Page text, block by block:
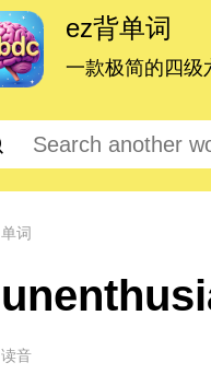
ez背单词
一款极简的四级
单词
读音